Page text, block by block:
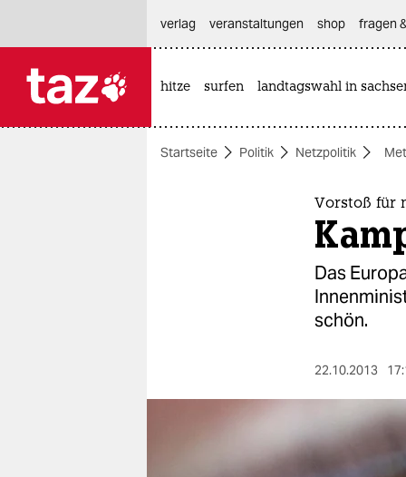
themen
verlag
veranstaltungen shop fragen
hitze surfen landtagswahl in
Startseite Politik Netzpolitik
Vorstoß für
Das
schön.
22.10.2013